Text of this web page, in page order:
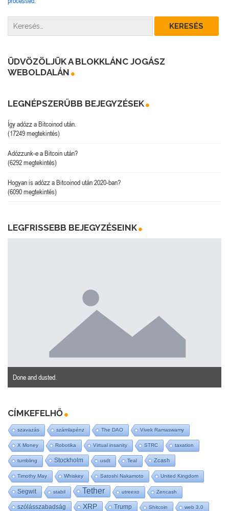
ÜDVÖZÖLJÜK A BLOKKLÁNC JOGÁSZ
WEBOLDALÁN
LEGNÉPSZERŰBB BEJEGYZÉSEK
Így adózz a Bitcoinod után.
(17249 megtekintés)
Adózzunk-e a Bitcoin után?
(6292 megtekintés)
Hogyan is adózz a Bitcoinod után 2020-ban?
(6090 megtekintés)
LEGFRISSEBB BEJEGYZÉSEINK
Done and dusted.
CÍMKEFELHŐ
szavazás számlapénz The DAO Vivek Ramaswamy
X Money Robotika Virtual insanity STRC taxation
tumbling Stockholm usdt Teal Zcash
Timothy May Whiskey Satoshi Nakamoto United Kingdom
Segwit stabil Tether utreexo Zencash
szólásszabadság XRP Trump Shitcoin web 3.0